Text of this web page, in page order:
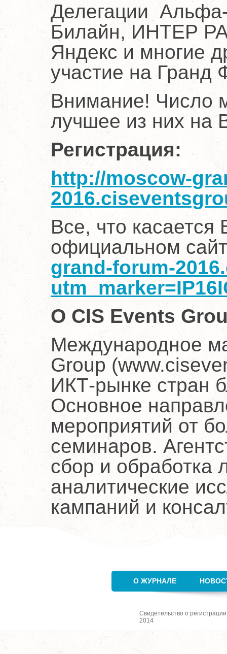
Делегации
Билайн, ИНТЕР
Яндекс и многие
участие на Гранд
Внимание! Число
лучшее из них на
Регистрация:
http://moscow-
Все, что
официальном
grand-forum-
О CIS Events
Международное
Group
ИКТ-рынке стран
Основное
мероприятий от
семинаров.
сбор и обработка
аналитические
кампаний и
О ЖУРНАЛЕ
Свидетельство о
2014